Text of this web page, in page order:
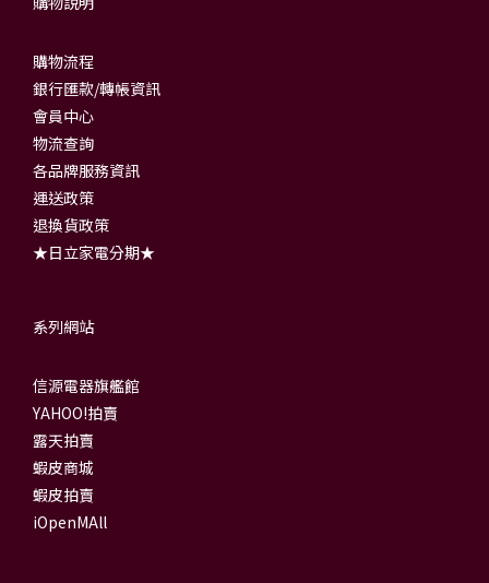
購物流程
銀行匯款/轉帳資訊
會員中心
物流查詢
各品牌服務資訊
運送政策
退換貨政策
★日立家電分期★
系列網站
信源電器旗艦館
YAHOO!拍賣
露天拍賣
蝦皮商城
蝦皮拍賣
iOpenMAll